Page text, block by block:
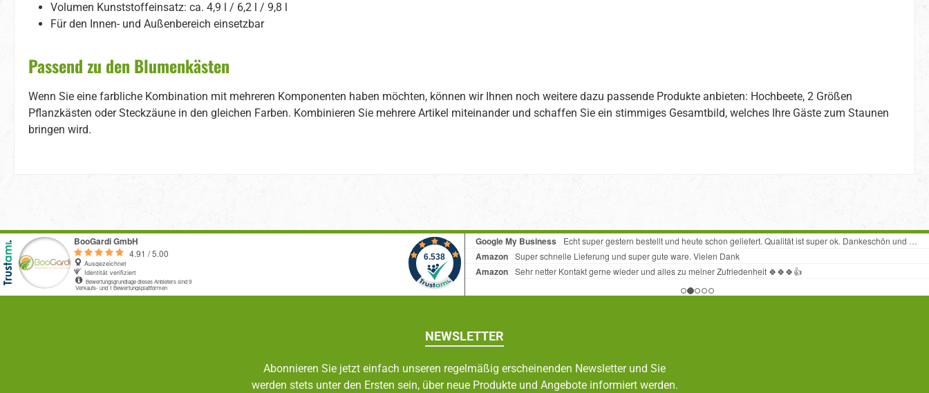
Volumen Kunststoffeinsatz: ca. 4,9 l / 6,2 l / 9,8 l
Für den Innen- und Außenbereich einsetzbar
Passend zu den Blumenkästen
Wenn Sie eine farbliche Kombination mit mehreren Komponenten haben möchten, können wir Ihnen noch weitere dazu passende Produkte anbieten: Hochbeete, 2 Größen
Pflanzkästen oder Steckzäune in den gleichen Farben. Kombinieren Sie mehrere Artikel miteinander und schaffen Sie ein stimmiges Gesamtbild, welches Ihre Gäste zum Staunen
bringen wird.
NEWSLETTER
Abonnieren Sie jetzt einfach unseren regelmäßig erscheinenden Newsletter und Sie
werden stets unter den Ersten sein, über neue Produkte und Angebote informiert werden.